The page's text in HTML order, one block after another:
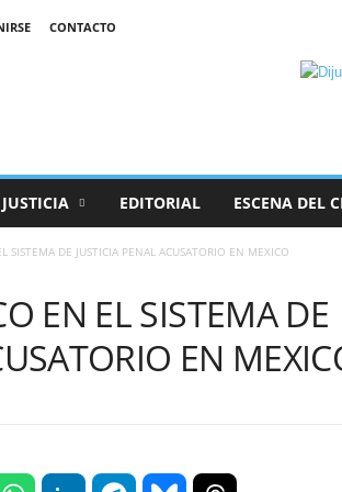
CONTACTO
JUSTICIA EDITORIAL ESCENA DEL
SISTEMA DE JUSTICIA PENAL ACUSATORIO EN MEXICO
EN EL SISTEMA DE
EN